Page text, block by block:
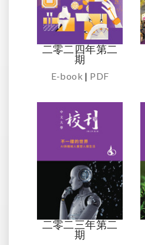
二零二四年第二
期
E-book | PDF
二零二三年第二
期